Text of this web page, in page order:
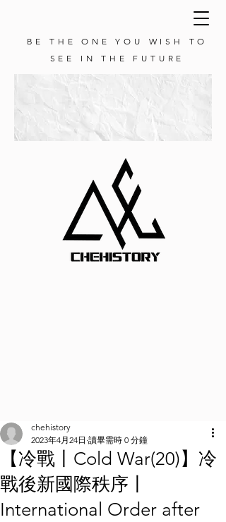
BE THE ONE YOU WISH TO
SEE IN THE FUTURE
【冷戰丨Cold War(20)】冷
戰後新國際秩序丨
International Order after
chehistory
2023年4月24日 讀畢需時 0 分鐘